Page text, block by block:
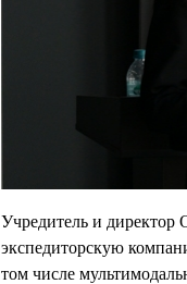
Учредитель и
экспедиторскую
том числе